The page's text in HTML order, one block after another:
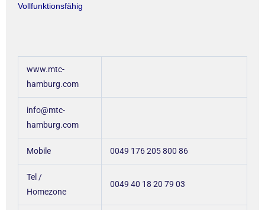
Vollfunktionsfähig
www.mtc-
hamburg.com
info@mtc-
hamburg.com
Mobile 0049 176 205 800 86
Tel /
Homezone
0049 40 18 20 79 03